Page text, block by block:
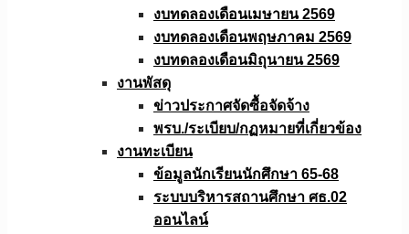
งบทดลองเดือนเมษายน 2569
งบทดลองเดือนพฤษภาคม 2569
งบทดลองเดือนมิถุนายน 2569
งานพัสดุ
ข่าวประกาศจัดซื้อจัดจ้าง
พรบ./ระเบียบ/กฏหมายที่เกี่ยวข้อง
งานทะเบียน
ข้อมูลนักเรียนนักศึกษา 65-68
ระบบบริหารสถานศึกษา ศธ.02
ออนไลน์